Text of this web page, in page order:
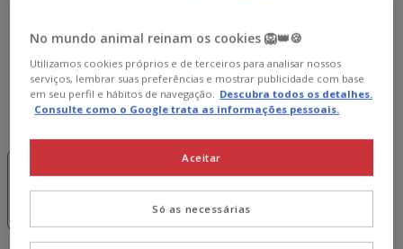
Peso:7 kg
3 kg 7 kg
cupão 💰
(12.28€ / kg)
No mundo animal reinam os cookies 🦁👑🍪
Utilizamos cookies próprios e de terceiros para analisar nossos
serviços, lembrar suas preferências e mostrar publicidade com base
em seu perfil e hábitos de navegação. Descubra todos os detalhes.
Consulte como o Google trata as informações pessoais.
Só as necessárias
Aceitar